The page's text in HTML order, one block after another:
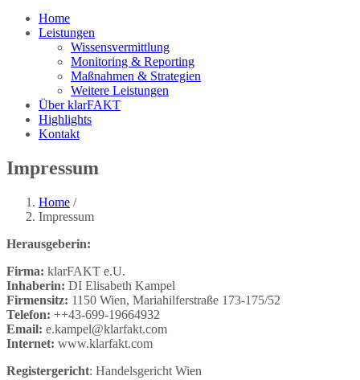
Home
Leistungen
Wissensvermittlung
Monitoring & Reporting
Maßnahmen & Strategien
Weitere Leistungen
Über klarFAKT
Highlights
Kontakt
Impressum
Home /
Impressum
Herausgeberin:
Firma: klarFAKT e.U.
Inhaberin: DI Elisabeth Kampel
Firmensitz: 1150 Wien, Mariahilferstraße 173-175/52
Telefon: ++43-699-19664932
Email: e.kampel@klarfakt.com
Internet: www.klarfakt.com
Registergericht: Handelsgericht Wien